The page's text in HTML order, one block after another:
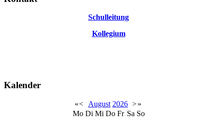
Schulleitung
Kollegium
Kalender
«< August 2026 >»
Mo Di Mi Do Fr Sa So